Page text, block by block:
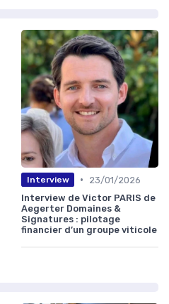
Interview •
23/01/2026
Interview de Victor PARIS de
Aegerter Domaines &
Signatures : pilotage
financier d’un groupe viticole